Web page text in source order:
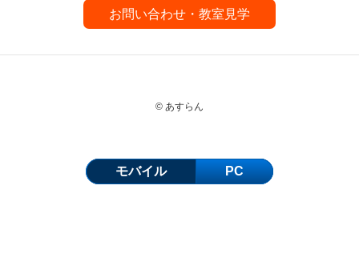
お問い合わせ・教室見学
© あすらん
モバイル PC